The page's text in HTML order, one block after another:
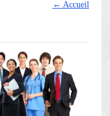
← Accueil